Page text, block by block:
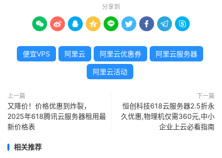
分享到
        
便宜VPS 阿里云 阿里云优惠券 阿里云服务器
阿里云活动
上一篇
又降价！价格优惠到炸裂，
2025年618腾讯云服务器租用最
新价格表
下一篇
恒创科技618云服务器2.5折永
久优惠,物理机仅需360元,中小
企业上云必看指南
相关推荐